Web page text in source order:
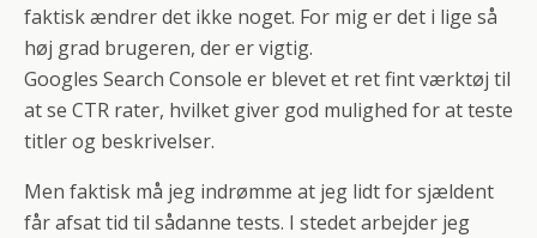
faktisk ændrer det ikke noget. For mig er det i lige så
høj grad brugeren, der er vigtig.
Googles Search Console er blevet et ret fint værktøj til
at se CTR rater, hvilket giver god mulighed for at teste
titler og beskrivelser.
Men faktisk må jeg indrømme at jeg lidt for sjældent
får afsat tid til sådanne tests. I stedet arbejder jeg